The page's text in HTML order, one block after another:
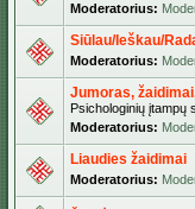
Moderatorius:
Siūlau/Ieškau/
Moderatorius:
Jumoras,
Psichologinių įtampų
Moderatorius:
Liaudies žaidimai
Moderatorius: